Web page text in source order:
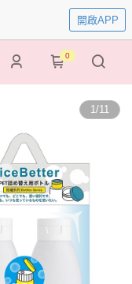
開啟APP
0
1/11